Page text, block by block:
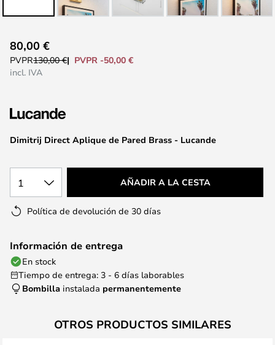
al
comienzo
galería
imágenes
Dimitrij Direct Aplique de Pared Brass - Lucande
80,00 €
PVPR130,00 €
PVPR -50,00 €
incl. IVA
1 AÑADIR A LA CESTA
Política de devolución de 30 días
Información de entrega
En stock
Tiempo de entrega: 3 - 6 días laborables
Bombilla instalada permanentemente
OTROS PRODUCTOS SIMILARES